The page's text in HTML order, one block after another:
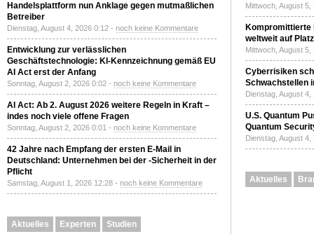
Handelsplattform nun Anklage gegen mutmaßlichen
Betreiber
Dienstag, August 4, 2026 0:12 - noch keine Kommentare
Entwicklung zur verlässlichen
Geschäftstechnologie: KI-Kennzeichnung gemäß EU
AI Act erst der Anfang
Sonntag, August 2, 2026 0:02 - noch keine Kommentare
AI Act: Ab 2. August 2026 weitere Regeln in Kraft –
indes noch viele offene Fragen
Sonntag, August 2, 2026 0:01 - noch keine Kommentare
42 Jahre nach Empfang der ersten E-Mail in
Deutschland: Unternehmen bei der -Sicherheit in der
Pflicht
Samstag, August 1, 2026 12:28 - noch keine Kommentare
Aktuelles Experten Studien
Mittwoch, August
Kompromittierte
weltweit auf
Mittwoch, August
Cyberrisiken
Schwachstellen
Dienstag, August
U.S. Quantum
Quantum
Dienstag, August
Aktuelles